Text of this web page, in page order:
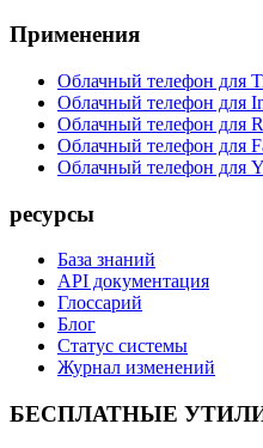
Применения
Облачный телефон для
Облачный телефон для
Облачный телефон для
Облачный телефон для
Облачный телефон для
ресурсы
База знаний
API документация
Глоссарий
Блог
Статус системы
Журнал изменений
БЕСПЛАТНЫЕ